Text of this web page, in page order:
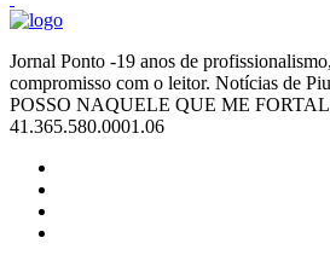
Jornal Ponto -19 anos de
compromisso com o leitor. Notícias de
POSSO NAQUELE QUE ME
41.365.580.0001.06